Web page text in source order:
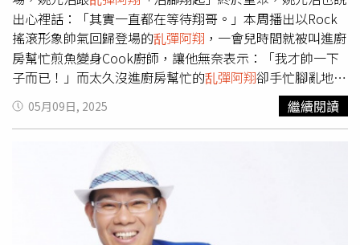
出心裡話：「其實一直都在等待翔哥。」本周播出以Rock
搖滾形象帥氣回歸登場的乱彈阿翔 ，一會兒時間就被叫進廚
房幫忙煎魚變身Cook廚師，讓他無奈表示：「我才帥一下
子而已！」而太久沒進廚房幫忙的乱彈阿翔卻手忙腳亂地把
魚煎到「臭火焦（台語）」，看到
變成亂煎阿翔，
讓姚元浩忍不住發聲：「翔哥！」
連忙解釋：「只
後則暖心回答：「想念你們啦！」籌備多時的「嗨！小吃
部」終於迎來開幕大典，無尊再度扮演「珍珍」上場。（圖
／好看娛樂提供）此外，籌備多時的「嗨！小吃部」終於迎
來開幕大典，無尊再度扮演「珍珍」上場，為開幕帶來一段
05月09日, 2025 繼續閱讀